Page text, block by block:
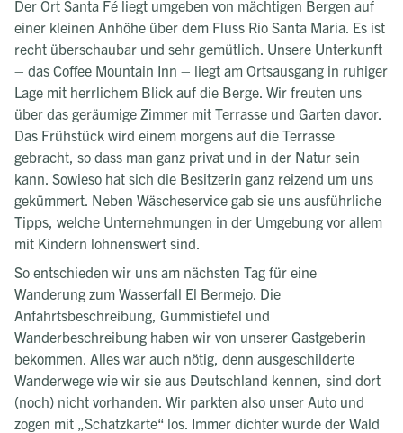
Der Ort Santa Fé liegt umgeben von mächtigen Bergen auf
einer kleinen Anhöhe über dem Fluss Rio Santa Maria. Es ist
recht überschaubar und sehr gemütlich. Unsere Unterkunft
– das Coffee Mountain Inn – liegt am Ortsausgang in ruhiger
Lage mit herrlichem Blick auf die Berge. Wir freuten uns
über das geräumige Zimmer mit Terrasse und Garten davor.
Das Frühstück wird einem morgens auf die Terrasse
gebracht, so dass man ganz privat und in der Natur sein
kann. Sowieso hat sich die Besitzerin ganz reizend um uns
gekümmert. Neben Wäscheservice gab sie uns ausführliche
Tipps, welche Unternehmungen in der Umgebung vor allem
mit Kindern lohnenswert sind.
So entschieden wir uns am nächsten Tag für eine
Wanderung zum Wasserfall El Bermejo. Die
Anfahrtsbeschreibung, Gummistiefel und
Wanderbeschreibung haben wir von unserer Gastgeberin
bekommen. Alles war auch nötig, denn ausgeschilderte
Wanderwege wie wir sie aus Deutschland kennen, sind dort
(noch) nicht vorhanden. Wir parkten also unser Auto und
zogen mit „Schatzkarte“ los. Immer dichter wurde der Wald